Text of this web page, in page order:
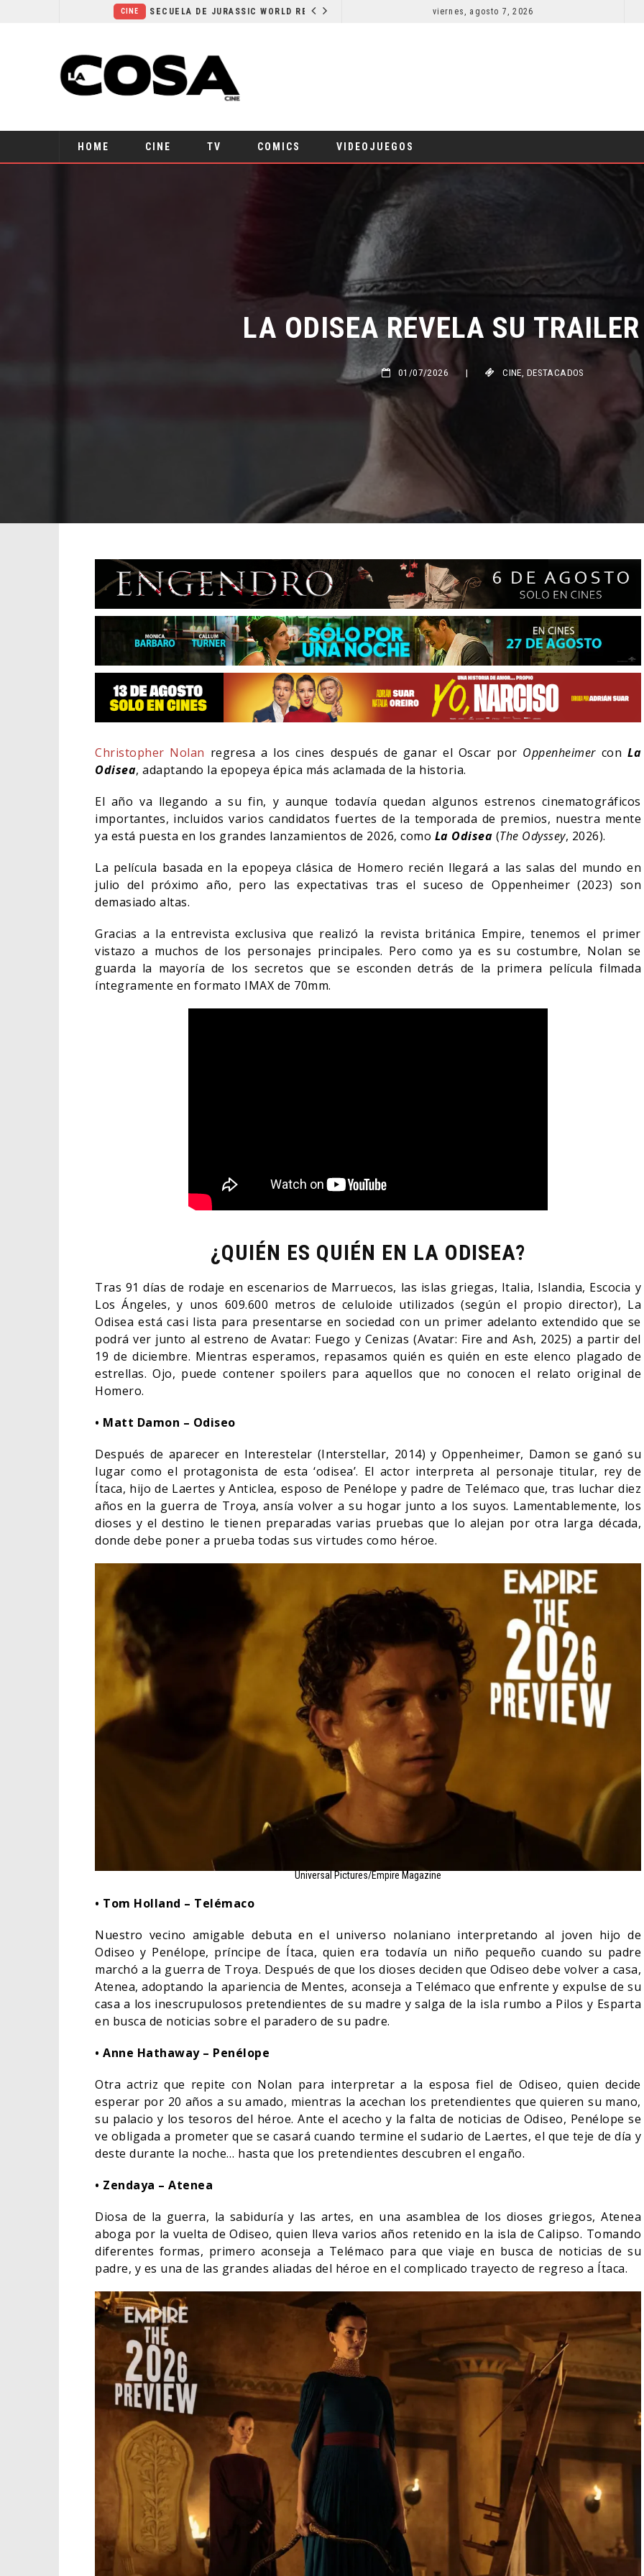
SECUELA DE JURASSIC WORLD REBIRTH PIERDE DIRECTOR RESEÑA LA INVITACIÓN: OLIVIA WILDE REFLEXIONA SOBRE LA VIDA CONYUGAL
viernes, agosto 7, 2026
HOME CINE TV COMICS VIDEOJUEGOS
LA ODISEA REVELA SU TRAILER
01/07/2026
Christopher Nolan regresa a los cines después de ganar el Oscar por Oppenheimer conLa
Odisea, adaptando la epopeya épica más aclamada de la historia.
El año va llegando a su fin, y aunque todavía quedan algunos estrenos cinematográficos
importantes, incluidos varios candidatos fuertes de la temporada de premios, nuestra mente
ya está puesta en los grandes lanzamientos de 2026, como La Odisea (The Odyssey, 2026).
La película basada en la epopeya clásica de Homero recién llegará a las salas del mundo en
julio del próximo año, pero las expectativas tras el suceso de Oppenheimer (2023) son
demasiado altas.
Gracias a la entrevista exclusiva que realizó la revista británica Empire, tenemos el primer
vistazo a muchos de los personajes principales. Pero como ya es su costumbre, Nolan se
guarda la mayoría de los secretos que se esconden detrás de la primera película filmada
íntegramente en formato IMAX de 70mm.
¿QUIÉN ES QUIÉN EN LA ODISEA?
Tras 91 días de rodaje en escenarios de Marruecos, las islas griegas, Italia, Islandia, Escocia y
Los Ángeles, y unos 609.600 metros de celuloide utilizados (según el propio director), La
Odisea está casi lista para presentarse en sociedad con un primer adelanto extendido que se
podrá ver junto al estreno de Avatar: Fuego y Cenizas (Avatar: Fire and Ash, 2025) a partir del
19 de diciembre. Mientras esperamos, repasamos quién es quién en este elenco plagado de
estrellas. Ojo, puede contener spoilers para aquellos que no conocen el relato original de
Homero.
• Matt Damon – Odiseo
Después de aparecer en Interestelar (Interstellar, 2014) y Oppenheimer, Damon se ganó su
lugar como el protagonista de esta ‘odisea’. El actor interpreta al personaje titular, rey de
Ítaca, hijo de Laertes y Anticlea, esposo de Penélope y padre de Telémaco que, tras luchar diez
años en la guerra de Troya, ansía volver a su hogar junto a los suyos. Lamentablemente, los
dioses y el destino le tienen preparadas varias pruebas que lo alejan por otra larga década,
donde debe poner a prueba todas sus virtudes como héroe.
Universal Pictures/Empire Magazine
• Tom Holland – Telémaco
Nuestro vecino amigable debuta en el universo nolaniano interpretando al joven hijo de
Odiseo y Penélope, príncipe de Ítaca, quien era todavía un niño pequeño cuando su padre
marchó a la guerra de Troya. Después de que los dioses deciden que Odiseo debe volver a casa,
Atenea, adoptando la apariencia de Mentes, aconseja a Telémaco que enfrente y expulse de su
casa a los inescrupulosos pretendientes de su madre y salga de la isla rumbo a Pilos y Esparta
en busca de noticias sobre el paradero de su padre.
• Anne Hathaway – Penélope
Otra actriz que repite con Nolan para interpretar a la esposa fiel de Odiseo, quien decide
esperar por 20 años a su amado, mientras la acechan los pretendientes que quieren su mano,
su palacio y los tesoros del héroe. Ante el acecho y la falta de noticias de Odiseo, Penélope se
ve obligada a prometer que se casará cuando termine el sudario de Laertes, el que teje de día y
deste durante la noche… hasta que los pretendientes descubren el engaño.
• Zendaya – Atenea
Diosa de la guerra, la sabiduría y las artes, en una asamblea de los dioses griegos, Atenea
aboga por la vuelta de Odiseo, quien lleva varios años retenido en la isla de Calipso. Tomando
diferentes formas, primero aconseja a Telémaco para que viaje en busca de noticias de su
padre, y es una de las grandes aliadas del héroe en el complicado trayecto de regreso a Ítaca.
EL LIVE-ACTION DE ZELDA
ELIGE A SU VILLANO
LA NOCHE DEL DEMONIO:
ESTÁN ENTRE NOSOTROS –
¿POR QUÉ FREE GUY